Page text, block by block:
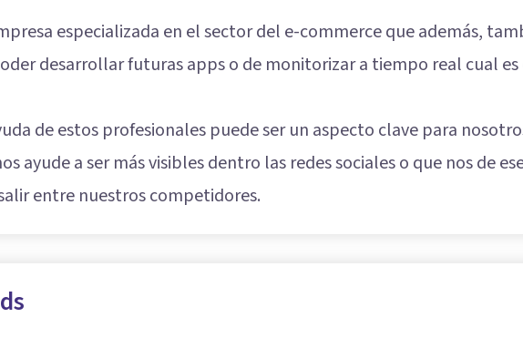
especializada en el sector del e-commerce que además,
desarrollar futuras apps o de monitorizar a tiempo real cual
de estos profesionales puede ser un aspecto clave para
ayude a ser más visibles dentro las redes sociales o que nos de
entre nuestros competidores.